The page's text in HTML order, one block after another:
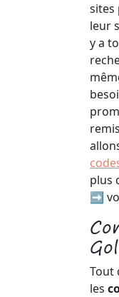
sites
leur
y a
plus
➡️
Tout
les